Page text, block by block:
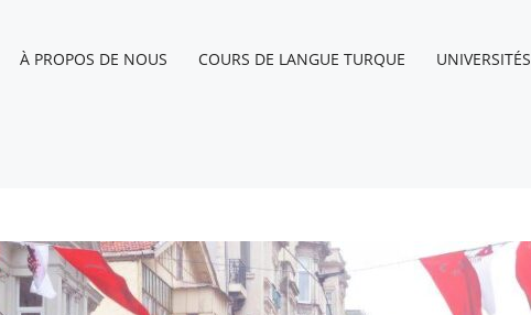
À PROPOS DE NOUS COURS DE LANGUE TURQUE UNIVERSITÉS